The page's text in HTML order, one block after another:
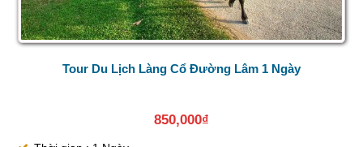
Tour Du Lịch Làng Cổ Đường Lâm 1 Ngày
850,000₫